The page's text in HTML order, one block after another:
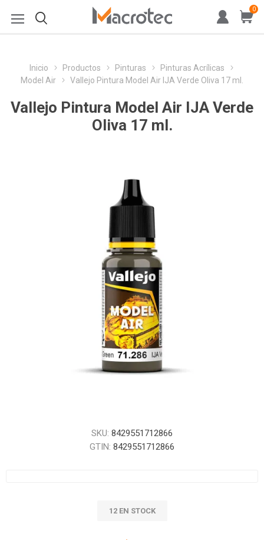
0
Inicio Productos Pinturas
Pinturas Acrílicas
Model Air
Vallejo Pintura Model Air IJA Verde Oliva 17 ml.
Vallejo Pintura Model Air IJA Verde
Oliva 17 ml.
SKU: 8429551712866
GTIN: 8429551712866
12 EN STOCK